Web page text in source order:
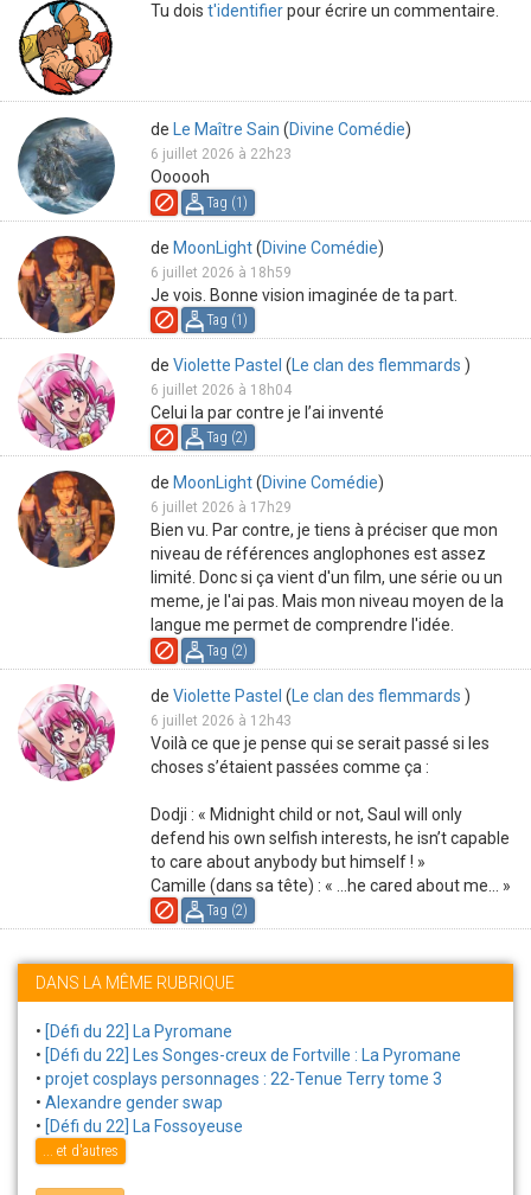
Tu dois t'identifierpour écrire un commentaire.
de Le Maître Sain (Divine Comédie)
6 juillet 2026 à 22h23
Oooooh
Tag (1)
de MoonLight(Divine Comédie)
6 juillet 2026 à 18h59
Je vois. Bonne vision imaginée de ta part.
Tag (1 )
de Violette Pastel ( Le clan des flemmards )
6 juillet 2026 à 18h04
Celui la par contre je l’ai inventé
Tag (2)
de MoonLight(Divine Comédie)
6 juillet 2026 à 17h29
Bien vu. Par contre, je tiens à préciser que mon
niveau de références anglophones est assez
limité. Donc si ça vient d'un film, une série ou un
meme, je l'ai pas. Mais mon niveau moyen de la
langue me permet de comprendre l'idée.
Tag (2)
de Violette Pastel ( Le clan des flemmards )
6 juillet 2026 à 12h43
Voilà ce que je pense qui se serait passé si les
choses s’étaient passées comme ça :
Dodji : « Midnight child or not, Saul will only
defend his own selfish interests, he isn’t capable
to care about anybody but himself ! »
Camille (dans sa tête) : « …he cared about me… »
Tag (2)
DANS LA MÊME RUBRIQUE
• [Défi du 22] La Pyromane
• [Défi du 22] Les Songes-creux de Fortville : La Pyromane
• projet cosplays personnages : 22-Tenue Terry tome 3
• Alexandre gender swap
• [Défi du 22] La Fossoyeuse
... et d'autres